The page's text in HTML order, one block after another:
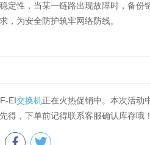
定性，当某一链路出现故障时，备份
，为安全防护筑牢网络防线。
EI交换机正在火热促销中。本次活动
得，下单前记得联系客服确认库存哦！